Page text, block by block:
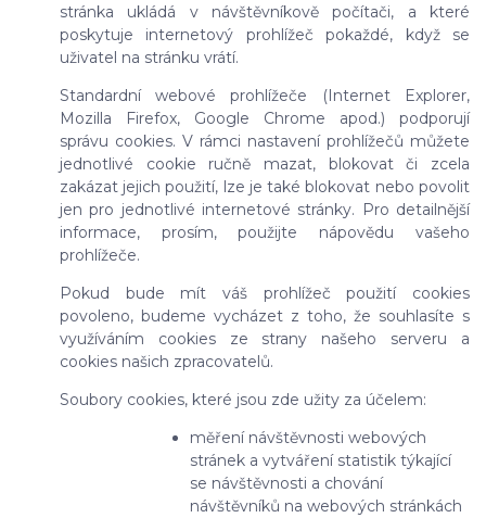
stránka ukládá v návštěvníkově počítači, a které
poskytuje internetový prohlížeč pokaždé, když se
uživatel na stránku vrátí.
Standardní webové prohlížeče (Internet Explorer,
Mozilla Firefox, Google Chrome apod.) podporují
správu cookies. V rámci nastavení prohlížečů můžete
jednotlivé cookie ručně mazat, blokovat či zcela
zakázat jejich použití, lze je také blokovat nebo povolit
jen pro jednotlivé internetové stránky. Pro detailnější
informace, prosím, použijte nápovědu vašeho
prohlížeče.
Pokud bude mít váš prohlížeč použití cookies
povoleno, budeme vycházet z toho, že souhlasíte s
využíváním cookies ze strany našeho serveru a
cookies našich zpracovatelů.
Soubory cookies, které jsou zde užity za účelem:
měření návštěvnosti webových
stránek a vytváření statistik týkající
se návštěvnosti a chování
návštěvníků na webových stránkách